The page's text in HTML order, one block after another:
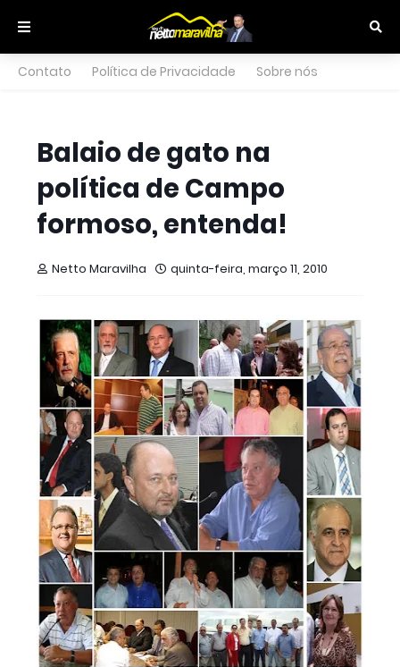
Contato Política de Privacidade Sobre nós
Balaio de gato na
política de Campo
formoso, entenda!
Netto Maravilha quinta-feira, março 11, 2010